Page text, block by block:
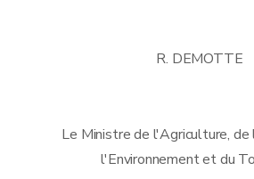
R. DEMOTTE
Le Ministre de l'Agriculture, de
l'Environnement et du